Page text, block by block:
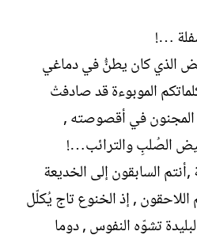
…!
الذي كان يطنُّ في دماغي
الموبوءة قد صادفتْ
المجنون في أقصوصته ,
الصُلبِ والترائب…!
,أنتم السابقون إلى الخديعة
, إذ الخنوع تاج يُكلّل
تشوّه النفوس , دوما